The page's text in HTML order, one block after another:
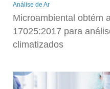
Análise de Ar
Microambiental obtém
17025:2017 para
climatizados